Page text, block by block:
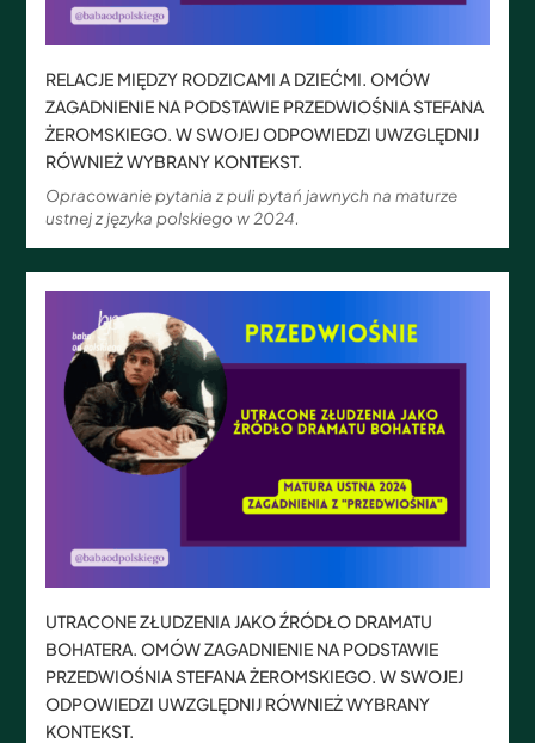
RELACJE MIĘDZY RODZICAMI A DZIEĆMI. OMÓW
ZAGADNIENIE NA PODSTAWIE PRZEDWIOŚNIA STEFANA
ŻEROMSKIEGO. W SWOJEJ ODPOWIEDZI UWZGLĘDNIJ
RÓWNIEŻ WYBRANY KONTEKST.
Opracowanie pytania z puli pytań jawnych na maturze
ustnej z języka polskiego w 2024.
UTRACONE ZŁUDZENIA JAKO ŹRÓDŁO DRAMATU
BOHATERA. OMÓW ZAGADNIENIE NA PODSTAWIE
PRZEDWIOŚNIA STEFANA ŻEROMSKIEGO. W SWOJEJ
ODPOWIEDZI UWZGLĘDNIJ RÓWNIEŻ WYBRANY
KONTEKST.